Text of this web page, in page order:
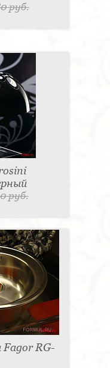
руб.
руб.
RG-